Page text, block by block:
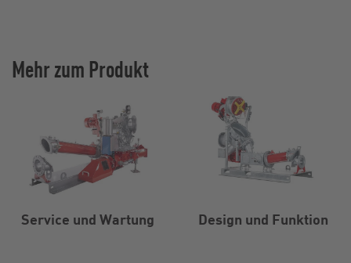
Mehr zum Produkt
Service und Wartung Design und Funktion